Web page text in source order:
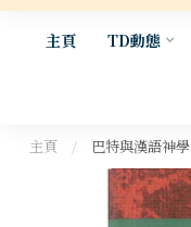
主頁 TD動態
主頁 /
巴特與漢語神